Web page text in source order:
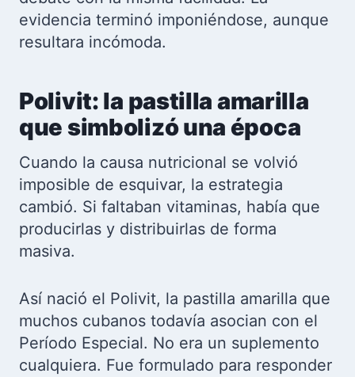
evidencia terminó imponiéndose, aunque
resultara incómoda.
Polivit: la pastilla amarilla
que simbolizó una época
Cuando la causa nutricional se volvió
imposible de esquivar, la estrategia
cambió. Si faltaban vitaminas, había que
producirlas y distribuirlas de forma
masiva.
Así nació el Polivit, la pastilla amarilla que
muchos cubanos todavía asocian con el
Período Especial. No era un suplemento
cualquiera. Fue formulado para responder